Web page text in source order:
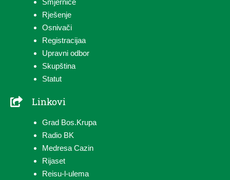
Smjernice
Rješenje
Osnivači
Registracijaa
Upravni odbor
Skupština
Statut
Linkovi
Grad Bos.Krupa
Radio BK
Medresa Cazin
Rijaset
Reisu-l-ulema